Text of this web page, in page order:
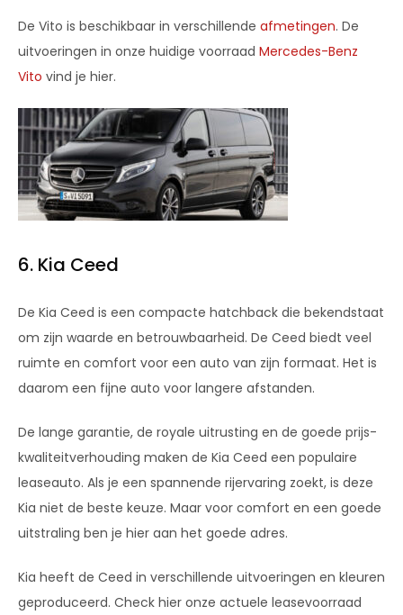
De Vito is beschikbaar in verschillende afmetingen. De
uitvoeringen in onze huidige voorraad Mercedes-Benz
Vito vind je hier.
6. Kia Ceed
De Kia Ceed is een compacte hatchback die bekendstaat
om zijn waarde en betrouwbaarheid. De Ceed biedt veel
ruimte en comfort voor een auto van zijn formaat. Het is
daarom een fijne auto voor langere afstanden.
De lange garantie, de royale uitrusting en de goede prijs-
kwaliteitverhouding maken de Kia Ceed een populaire
leaseauto. Als je een spannende rijervaring zoekt, is deze
Kia niet de beste keuze. Maar voor comfort en een goede
uitstraling ben je hier aan het goede adres.
Kia heeft de Ceed in verschillende uitvoeringen en kleuren
geproduceerd. Check hier onze actuele leasevoorraad